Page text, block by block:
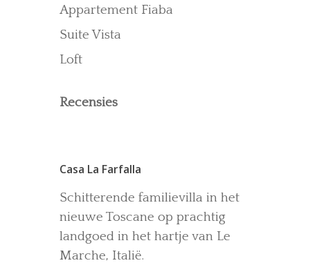
Appartement Fiaba
Suite Vista
Loft
Recensies
Casa La Farfalla
Schitterende familievilla in het
nieuwe Toscane op prachtig
landgoed in het hartje van Le
Marche, Italië.